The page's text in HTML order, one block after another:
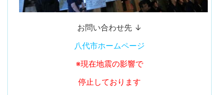
お問い合わせ先 ↓
八代市ホームページ
※現在地震の影響で
停止しております